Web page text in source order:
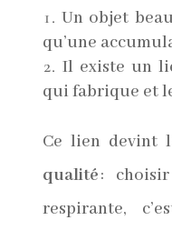
Un objet
qu’une
Il existe un
qui fabrique et
Ce lien devint
qualité:
respirante,